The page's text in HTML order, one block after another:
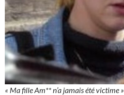
« Ma fille Am** n’a jamais été victime »